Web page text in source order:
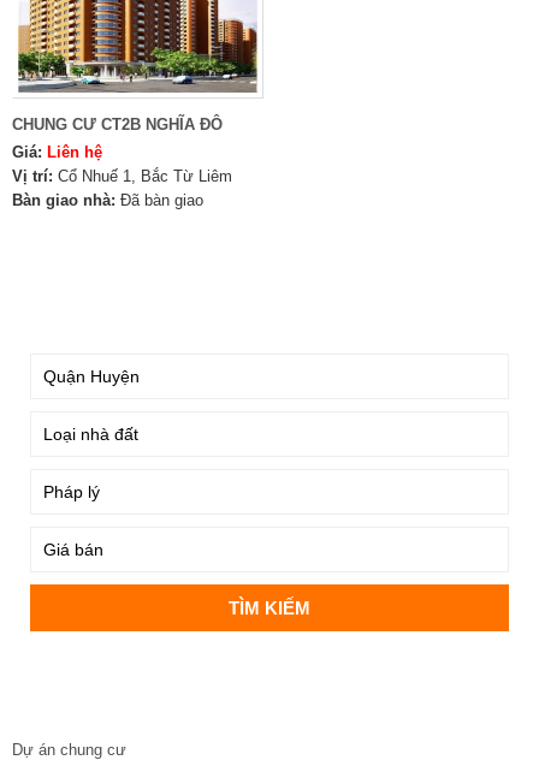
CHUNG CƯ CT2B NGHĨA ĐÔ
Giá: Liên hệ
Vị trí: Cổ Nhuế 1, Bắc Từ Liêm
Bàn giao nhà: Đã bàn giao
Dự án chung cư